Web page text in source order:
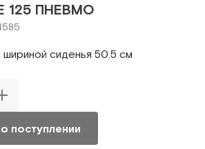
125 ПНЕВМО
сиденья 50.5 см
поступлении